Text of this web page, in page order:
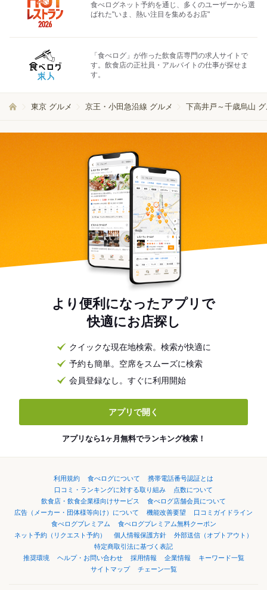
食べログネット予約を通じ、多くのユーザーから選
ばれた"いま、熱い注目を集めるお店"
「食べログ」が作った飲食店専門の求人サイトで
す。飲食店の正社員・アルバイトの仕事が探せま
す。
東京 グルメ 京王・小田急沿線 グルメ 下高井戸～千歳烏山
より便利になったアプリで
快適にお店探し
クイックな現在地検索。検索が快適に
予約も簡単。空席をスムーズに検索
会員登録なし。すぐに利用開始
アプリで開く
アプリなら1ヶ月無料でランキング検索！
利用規約 食べログについて
携帯電話番号認証とは
口コミ・ランキングに対する取り組み
点数について
飲食店・飲食企業様向けサービス
食べログ店舗会員について
広告（メーカー・団体様等向け）について
機能改善要望
口コミガイドライン
食べログプレミアム
食べログプレミアム無料クーポン
ネット予約（リクエスト予約）
個人情報保護方針
外部送信（オプトアウト）
特定商取引法に基づく表記
推奨環境
ヘルプ・お問い合わせ 採用情報 企業情報
キーワード一覧
サイトマップ
チェーン一覧